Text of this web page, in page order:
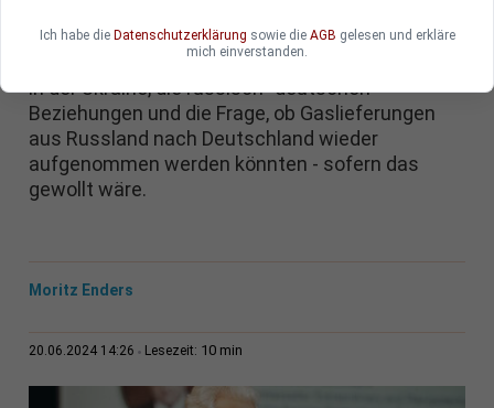
Wirtschaftsnachrichten über den Terroranschlag
in der „Crocus City Hall“ bei Moskau, den Konflikt
in der Ukraine, die russisch- deutschen
Beziehungen und die Frage, ob Gaslieferungen
aus Russland nach Deutschland wieder
aufgenommen werden könnten - sofern das
gewollt wäre.
Moritz Enders
20.06.2024 14:26 Lesezeit: 10 min
Ich habe die Datenschutzerklärung sowie die AGB gelesen und erkläre
mich einverstanden.